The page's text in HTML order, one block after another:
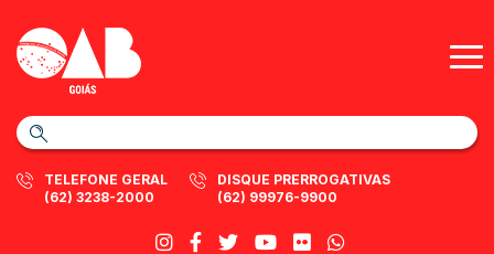
TELEFONE GERAL
(62) 3238-2000
DISQUE PRERROGATIVAS
(62) 99976-9900